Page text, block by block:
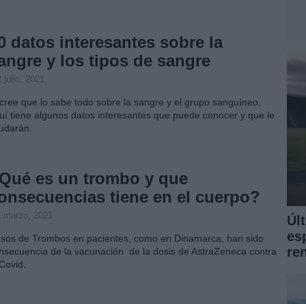
datos interesantes sobre la
y los tipos de sangre
julio, 2021
que lo sabe todo sobre la sangre y el grupo sanguíneo,
tiene algunos datos interesantes que puede conocer y que le
es un trombo y que
tiene en el cuerpo?
marzo, 2021
de Trombos en pacientes, como en Dinamarca, han sido
de la vacunación de la dosis de AstraZeneca contra